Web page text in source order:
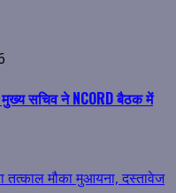
सचिव ने NCORD बैठक में
तत्काल मौका मुआयना, दस्तावेज